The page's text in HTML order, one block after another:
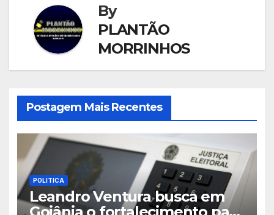
By
PLANTÃO
MORRINHOS
Postagem Mais Recentes
POLITICA
Leandro Ventura busca em